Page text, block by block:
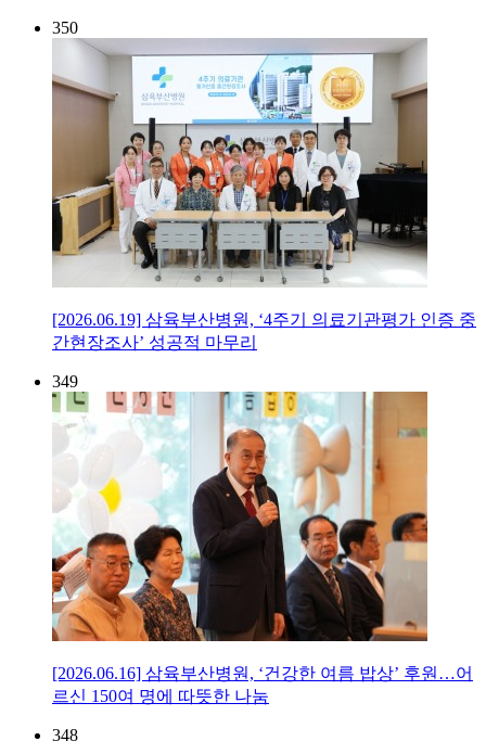
350
[2026.06.19] 삼육부산병원, ‘4주기 의료기관평가 인증 중
간현장조사’ 성공적 마무리
349
[2026.06.16] 삼육부산병원, ‘건강한 여름 밥상’ 후원…어
르신 150여 명에 따뜻한 나눔
348